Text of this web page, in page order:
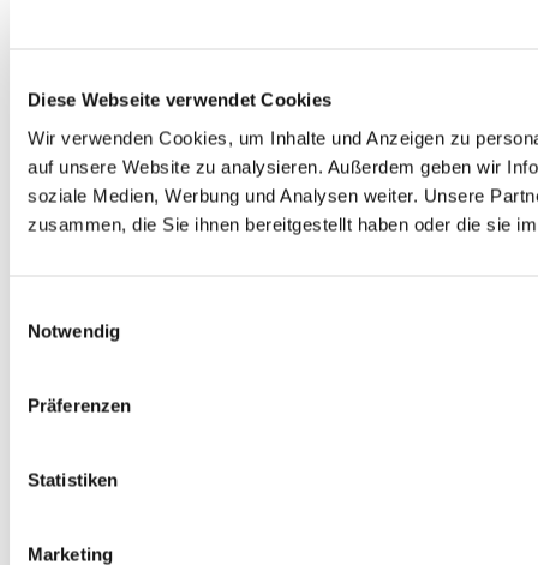
Diese Webseite verwendet Cookies
Wir verwenden Cookies, um Inhalte und Anzeigen zu
auf unsere Website zu analysieren. Außerdem geben wir
soziale Medien, Werbung und Analysen weiter. Unsere
zusammen, die Sie ihnen bereitgestellt haben oder die sie
Notwendig
Präferenzen
Statistiken
Marketing